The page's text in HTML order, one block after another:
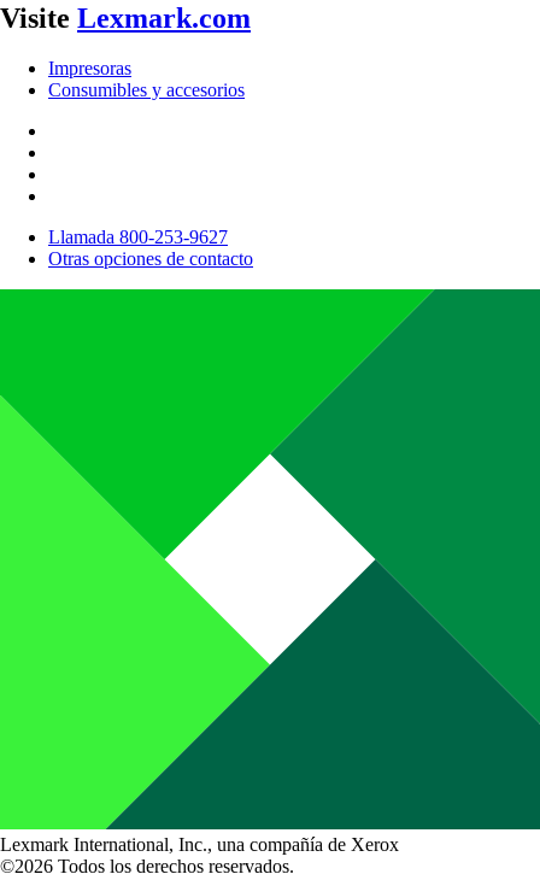
Visite Lexmark.com
Impresoras
Consumibles y accesorios
Llamada 800-253-9627
Otras opciones de contacto
Lexmark International, Inc., una compañía de Xerox
©2026 Todos los derechos reservados.